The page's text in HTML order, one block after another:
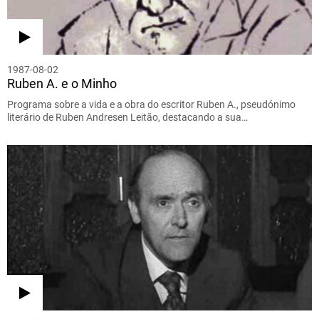
1987-08-02
Ruben A. e o Minho
Programa sobre a vida e a obra do escritor Ruben A., pseudónimo
literário de Ruben Andresen Leitão, destacando a sua…